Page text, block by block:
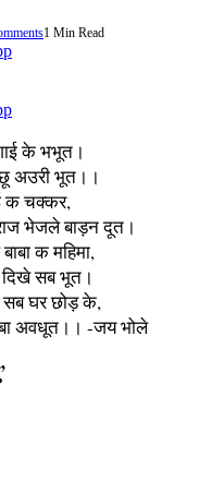
1 Min Read
के भभूत।
अउरी भूत।।
क चक्कर,
भेजले बाड़न दूत।
क महिमा,
दिखे सब भूत।
सब घर छोड़ के,
अवधूत।। -जय भोले